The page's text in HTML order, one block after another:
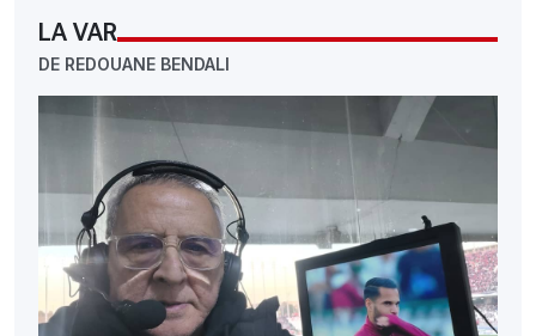
LA VAR
DE REDOUANE BENDALI